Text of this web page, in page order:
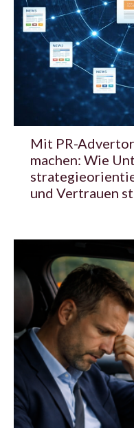
Mit PR-
machen: Wie
und Vertrauen